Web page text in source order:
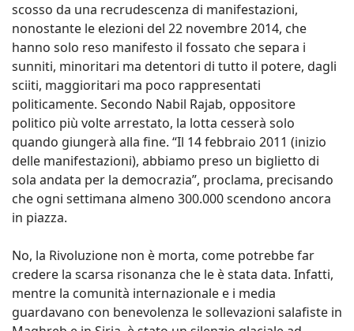
scosso da una recrudescenza di manifestazioni,
nonostante le elezioni del 22 novembre 2014, che
hanno solo reso manifesto il fossato che separa i
sunniti, minoritari ma detentori di tutto il potere, dagli
sciiti, maggioritari ma poco rappresentati
politicamente. Secondo Nabil Rajab, oppositore
politico più volte arrestato, la lotta cesserà solo
quando giungerà alla fine. “Il 14 febbraio 2011 (inizio
delle manifestazioni), abbiamo preso un biglietto di
sola andata per la democrazia”, proclama, precisando
che ogni settimana almeno 300.000 scendono ancora
in piazza.
No, la Rivoluzione non è morta, come potrebbe far
credere la scarsa risonanza che le è stata data. Infatti,
mentre la comunità internazionale e i media
guardavano con benevolenza le sollevazioni salafiste in